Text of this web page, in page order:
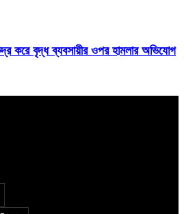
করে বৃদ্ধ ব্যবসায়ীর ওপর হামলার অভিযোগ